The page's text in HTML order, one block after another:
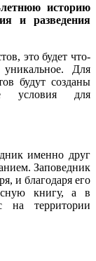
историю
и разведения
это будет что-
Для
будут созданы
условия для
именно друг
Заповедник
и благодаря его
книгу, а в
на территории